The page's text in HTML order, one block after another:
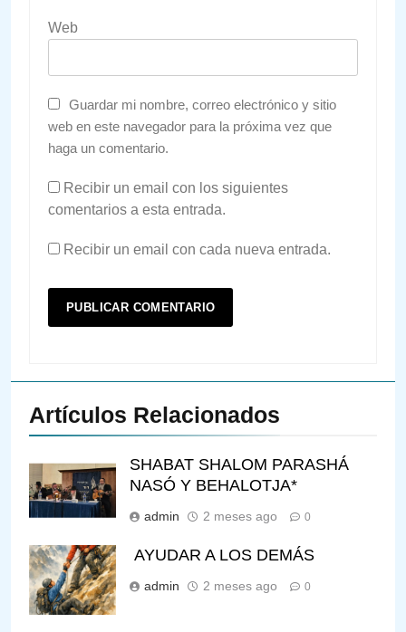
Web
Guardar mi nombre, correo electrónico y sitio
web en este navegador para la próxima vez que
haga un comentario.
Recibir un email con los siguientes
comentarios a esta entrada.
Recibir un email con cada nueva entrada.
Artículos Relacionados
SHABAT SHALOM PARASHÁ
NASÓ Y BEHALOTJA*
admin 2 meses ago 0
AYUDAR A LOS DEMÁS
admin 2 meses ago 0